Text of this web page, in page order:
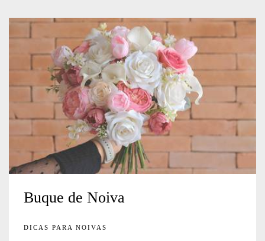
Buque de Noiva
DICAS PARA NOIVAS